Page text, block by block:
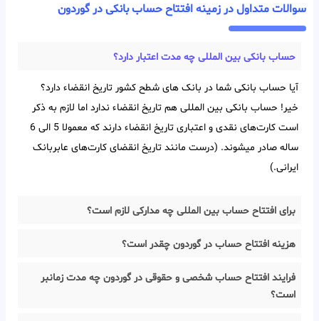
سوالات متداول در زمینه افتتاح حساب بانکی در گوردون
حساب بانکی بین‌ المللی چه مدت اعتبار دارد؟
آیا حساب بانکی شما در بانک های شطح کشور تاریخ انقضاء دارد؟
خیر! حساب بانکی بین‌ المللی هم تاریخ انقضاء ندارد اما لازم به ذکر
است کارت‌های نقدی و اعتباری تاریخ انقضاء دارند که معمولا 5 الی 6
ساله صادر میشوند. (درست مانند تاریخ انقضای کارت‌های عابربانک
ایرانی.)
برای افتتاح حساب بین المللی چه مدارکی لازم است؟
هزینه افتتاح حساب در گوردون چقدر است؟
فرایند افتتاح حساب شخصی و حقوقی در گوردون چه مدت زمانبر
است؟